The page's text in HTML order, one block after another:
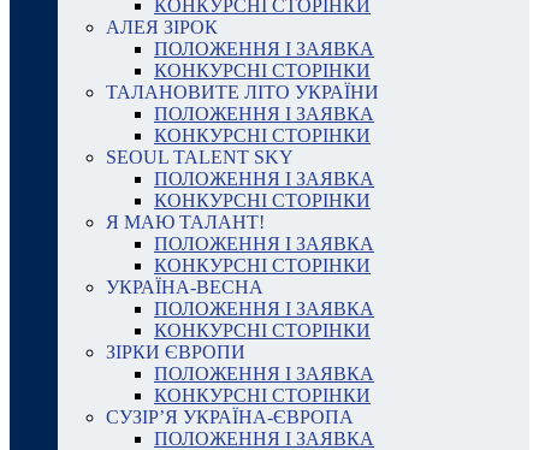
КОНКУРСНІ СТОРІНКИ
АЛЕЯ ЗІРОК
ПОЛОЖЕННЯ І ЗАЯВКА
КОНКУРСНІ СТОРІНКИ
ТАЛАНОВИТЕ ЛІТО УКРАЇНИ
ПОЛОЖЕННЯ І ЗАЯВКА
КОНКУРСНІ СТОРІНКИ
SEOUL TALENT SKY
ПОЛОЖЕННЯ І ЗАЯВКА
КОНКУРСНІ СТОРІНКИ
Я МАЮ ТАЛАНТ!
ПОЛОЖЕННЯ І ЗАЯВКА
КОНКУРСНІ СТОРІНКИ
УКРАЇНА-ВЕСНА
ПОЛОЖЕННЯ І ЗАЯВКА
КОНКУРСНІ СТОРІНКИ
ЗІРКИ ЄВРОПИ
ПОЛОЖЕННЯ І ЗАЯВКА
КОНКУРСНІ СТОРІНКИ
СУЗІР’Я УКРАЇНА-ЄВРОПА
ПОЛОЖЕННЯ І ЗАЯВКА